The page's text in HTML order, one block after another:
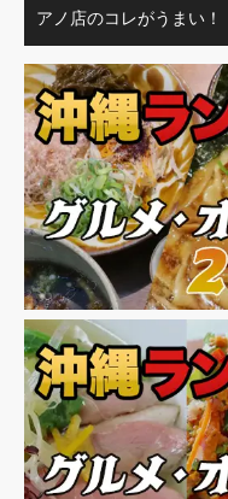
アノ店のコレがうまい！